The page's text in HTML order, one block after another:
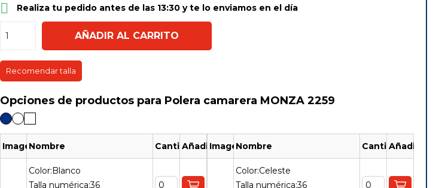
 Realiza tu pedido antes de las 13:30 y te lo enviamos en el día
AÑADIR AL CARRITO
Recomendar talla
Opciones de productos para Polera camarera MONZA 2259
ImagenNombre CantidadAñadirImagenNombre Cantidad
Añadir
Color:Blanco
Talla numérica:36
Color:Celeste
Talla numérica:36